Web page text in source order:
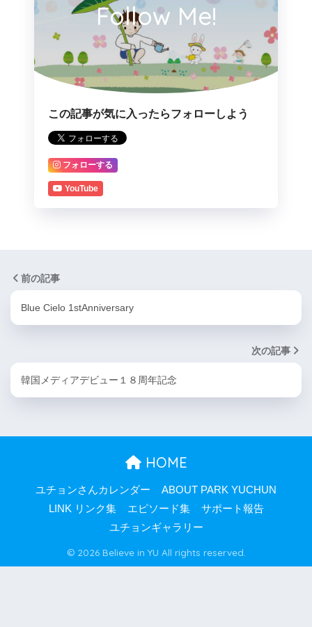
Follow Me!
この記事が気に入ったらフォローしよう
フォローする
YouTube
前の記事
Blue Cielo 1stAnniversary
次の記事
韓国メディアデビュー１８周年記念
HOME
ユチョンさんカレンダー
ABOUT PARK YUCHUN
LINK リンク集
エピソード集
サポート報告
ユチョンギャラリー
© 2026 Believe in YU All rights reserved.